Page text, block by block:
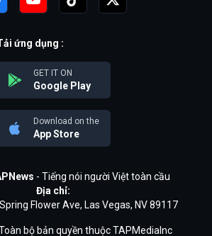
ứng dụng :
GET IT ON
Google Play
Download on the
App Store
- Tiếng nói người Việt toàn cầu
Địa chỉ:
Flower Ave, Las Vegas, NV 89117
bộ bản quyền thuộc TAPMediaInc